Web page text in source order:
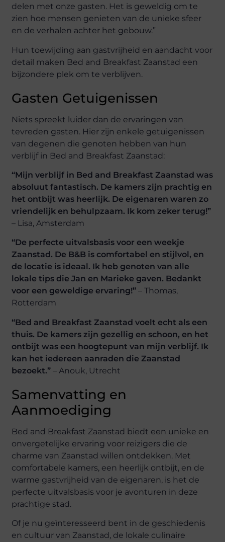
delen met onze gasten. Het is geweldig om te
zien hoe mensen genieten van de unieke sfeer
en de verhalen achter het gebouw.”
Hun toewijding aan gastvrijheid en aandacht voor
detail maken Bed and Breakfast Zaanstad een
bijzondere plek om te verblijven.
Gasten Getuigenissen
Niets spreekt luider dan de ervaringen van
tevreden gasten. Hier zijn enkele getuigenissen
van degenen die genoten hebben van hun
verblijf in Bed and Breakfast Zaanstad:
“Mijn verblijf in Bed and Breakfast Zaanstad was
absoluut fantastisch. De kamers zijn prachtig en
het ontbijt was heerlijk. De eigenaren waren zo
vriendelijk en behulpzaam. Ik kom zeker terug!”
– Lisa, Amsterdam
“De perfecte uitvalsbasis voor een weekje
Zaanstad. De B&B is comfortabel en stijlvol, en
de locatie is ideaal. Ik heb genoten van alle
lokale tips die Jan en Marieke gaven. Bedankt
voor een geweldige ervaring!” – Thomas,
Rotterdam
“Bed and Breakfast Zaanstad voelt echt als een
thuis. De kamers zijn gezellig en schoon, en het
ontbijt was een hoogtepunt van mijn verblijf. Ik
kan het iedereen aanraden die Zaanstad
bezoekt.” – Anouk, Utrecht
Samenvatting en
Aanmoediging
Bed and Breakfast Zaanstad biedt een unieke en
onvergetelijke ervaring voor reizigers die de
charme van Zaanstad willen ontdekken. Met
comfortabele kamers, een heerlijk ontbijt, en de
warme gastvrijheid van de eigenaren, is het de
perfecte uitvalsbasis voor je avonturen in deze
prachtige stad.
Of je nu geïnteresseerd bent in de geschiedenis
en cultuur van Zaanstad, de lokale culinaire